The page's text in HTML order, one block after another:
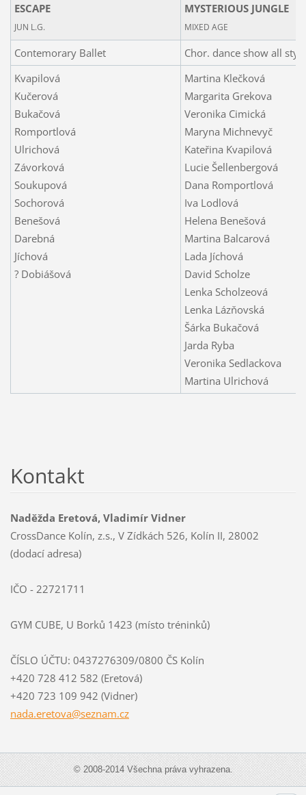
ESCAPE
JUN L.G.
MYSTERIOUS JUNGLE
MIXED AGE
Contemorary Ballet
Chor. dance show all style
Kvapilová
Kučerová
Bukačová
Romportlová
Ulrichová
Závorková
Soukupová
Sochorová
Benešová
Darebná
Jíchová
? Dobiášová
Martina Klečková
Margarita Grekova
Veronika Cimická
Maryna Michnevyč
Kateřina Kvapilová
Lucie Šellenbergová
Dana Romportlová
Iva Lodlová
Helena Benešová
Martina Balcarová
Lada Jíchová
David Scholze
Lenka Scholzeová
Lenka Lázňovská
Šárka Bukačová
Jarda Ryba
Veronika Sedlackova
Martina Ulrichová
Kontakt
Naděžda Eretová, Vladimír Vidner
CrossDance Kolín, z.s., V Zídkách 526, Kolín II, 28002
(dodací adresa)
IČO - 22721711
GYM CUBE, U Borků 1423 (místo tréninků)
ČÍSLO ÚČTU: 0437276309/0800 ČS Kolín
+420 728 412 582 (Eretová)
+420 723 109 942 (Vidner)
nada.eretova@seznam.cz
© 2008-2014 Všechna práva vyhrazena.